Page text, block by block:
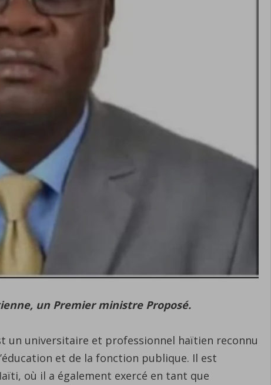
un Premier ministre Proposé.
un universitaire et professionnel haïtien reconnu
et de la fonction publique. Il est
où il a également exercé en tant que